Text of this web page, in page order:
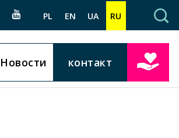
PL EN UA RU
Новости контакт